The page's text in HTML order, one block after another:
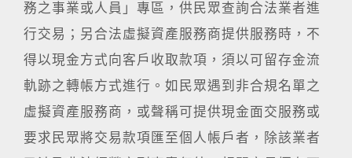
務之事業或人員」專區，供民眾查詢合法業者進
行交易；另合法虛擬資產服務商提供服務時，不
得以現金方式向客戶收取款項，須以可留存金流
軌跡之轉帳方式進行。如民眾遇到非合規名單之
虛擬資產服務商，或聲稱可提供現金面交服務或
要求民眾將交易款項匯至個人帳戶者，除該業者